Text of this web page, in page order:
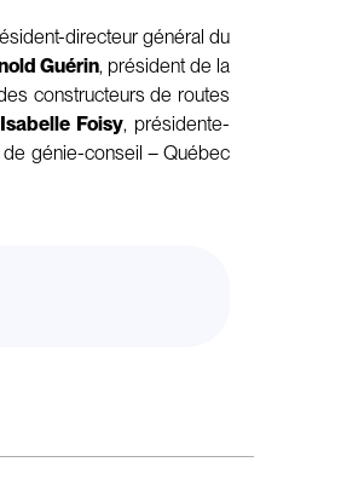
directeur général du
Guérin, président de la
constructeurs de routes
Isabelle Foisy, présidente-
de génie-conseil – Québec